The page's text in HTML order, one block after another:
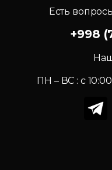
Есть
+998
ПН – ВС : c